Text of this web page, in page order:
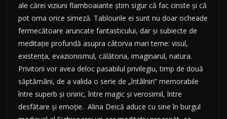
ale cărei viziuni flamboaiante ştim sigur că fac cinste şi că
pot orna orice simeză. Tablourile ei sunt nu doar ocheade
fermecătoare aruncate fantasticului, dar şi subiecte de
meditaţie profundă asupra câtorva mari teme: visul,
existenţa, evazionismul, călătoria, imaginarul, natura.
Privitorii vor avea deloc pasabilul privilegiu, timp de două
săptămâni, de a valida o serie de „întâlniri” memorabile
între superb şi oniric, între magic şi verosimil, între
desfătare şi emoţie. Alina Deică aduce cu sine în burgul